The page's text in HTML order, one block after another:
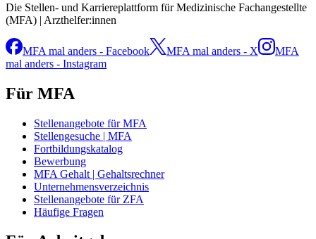
Die Stellen- und Karriereplattform für Medizinische Fachangestellte
(MFA) | Arzthelfer:innen
MFA mal anders - Facebook MFA mal anders - X
MFA
mal anders - Instagram
Für MFA
Stellenangebote für MFA
Stellengesuche | MFA
Fortbildungskatalog
Bewerbung
MFA Gehalt | Gehaltsrechner
Unternehmensverzeichnis
Stellenangebote für ZFA
Häufige Fragen